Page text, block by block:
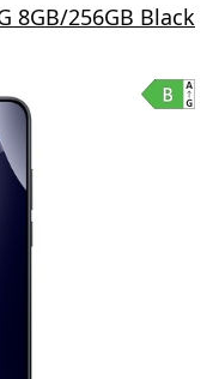
8GB/256GB Black